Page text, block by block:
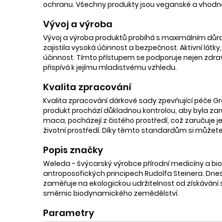
ochranu. Všechny produkty jsou veganské a
Vývoj a výroba
Vývoj a výroba produktů probíhá s maximálním
zajistila vysoká účinnost a bezpečnost. Aktivní
účinnost. Tímto přístupem se podporuje nejen
přispívá k jejímu mladistvému vzhledu.
Kvalita zpracování
Kvalita zpracování dárkové sady zpevňující péče
produkt prochází důkladnou kontrolou, aby byla
maca, pocházejí z čistého prostředí, což zaručuje
životní prostředí. Díky těmto standardům si
Popis značky
Weleda - švýcarský výrobce přírodní medicíny a
antroposofických principech Rudolfa Steinera.
zaměřuje na ekologickou udržitelnost od
směrnic biodynamického zemědělství.
Parametry